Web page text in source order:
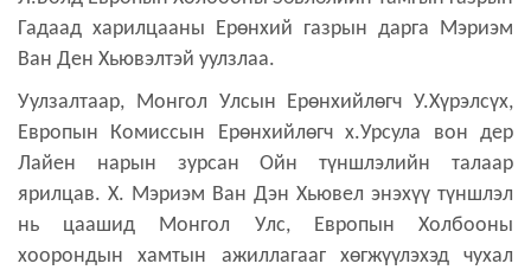
Гадаад харилцааны Ерөнхий газрын дарга Мэриэм
Ван Ден Хьювэлтэй уулзлаа.
Уулзалтаар, Монгол Улсын Ерөнхийлөгч У.Хүрэлсүх,
Европын Комиссын Ерөнхийлөгч х.Урсула вон дер
Лайен нарын зурсан Ойн түншлэлийн талаар
ярилцав. Х. Мэриэм Ван Дэн Хьювел энэхүү түншлэл
нь цаашид Монгол Улс, Европын Холбооны
хоорондын хамтын ажиллагааг хөгжүүлэхэд чухал